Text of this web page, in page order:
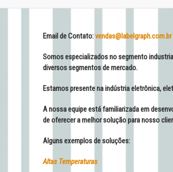
Email de Contato: rb.mo
c.hpa
rgleb
al@sa
dnev
Somos especializados no segmento
diversos segmentos de mercado.
Estamos presente na indústria eletrônica,
A nossa equipe está familiarizada em
de oferecer a melhor solução para nosso
Alguns exemplos de soluções:
Altas Temperaturas